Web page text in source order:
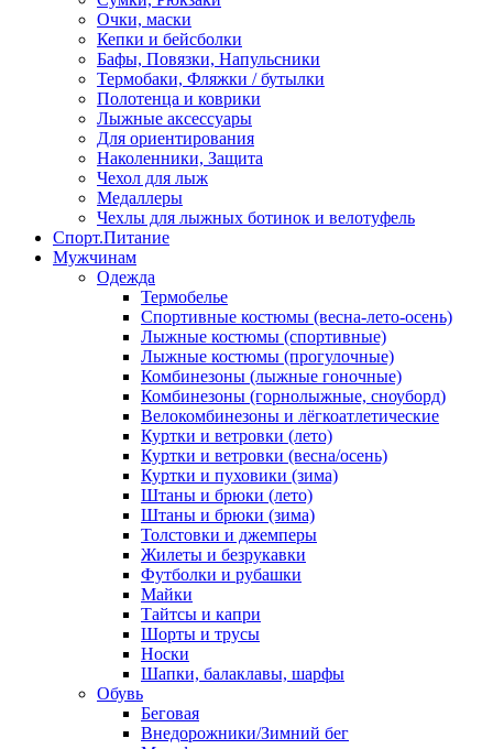
Очки, маски
Кепки и бейсболки
Бафы, Повязки, Напульсники
Термобаки, Фляжки / бутылки
Полотенца и коврики
Лыжные аксессуары
Для ориентирования
Наколенники, Защита
Чехол для лыж
Медаллеры
Чехлы для лыжных ботинок и велотуфель
Спорт.Питание
Мужчинам
Одежда
Термобелье
Спортивные костюмы (весна-лето-осень)
Лыжные костюмы (спортивные)
Лыжные костюмы (прогулочные)
Комбинезоны (лыжные гоночные)
Комбинезоны (горнолыжные, сноуборд)
Велокомбинезоны и лёгкоатлетические
Куртки и ветровки (лето)
Куртки и ветровки (весна/осень)
Куртки и пуховики (зима)
Штаны и брюки (лето)
Штаны и брюки (зима)
Толстовки и джемперы
Жилеты и безрукавки
Футболки и рубашки
Майки
Тайтсы и капри
Шорты и трусы
Носки
Шапки, балаклавы, шарфы
Обувь
Беговая
Внедорожники/Зимний бег